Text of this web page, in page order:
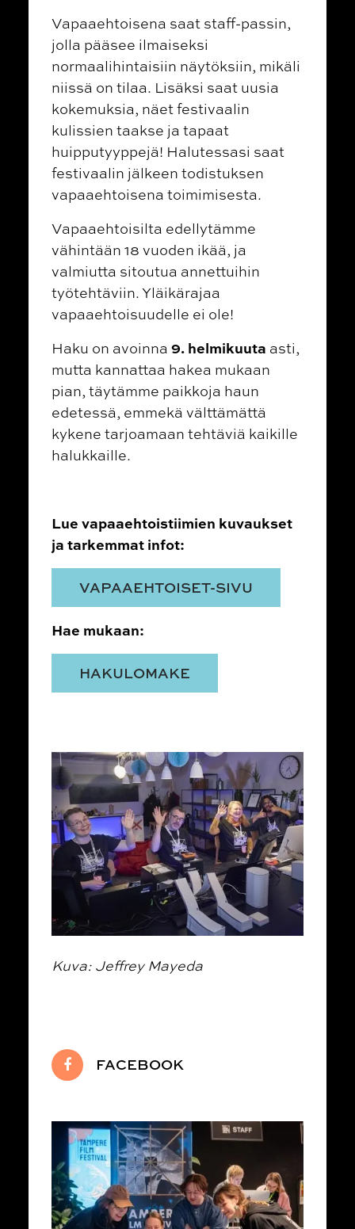
Vapaaehtoisena saat staff-passin,
jolla pääsee ilmaiseksi
normaalihintaisiin näytöksiin, mikäli
niissä on tilaa. Lisäksi saat uusia
kokemuksia, näet festivaalin
kulissien taakse ja tapaat
huipputyyppejä! Halutessasi saat
festivaalin jälkeen todistuksen
vapaaehtoisena toimimisesta.
Vapaaehtoisilta edellytämme
vähintään 18 vuoden ikää, ja
valmiutta sitoutua annettuihin
työtehtäviin. Yläikärajaa
vapaaehtoisuudelle ei ole!
Haku on avoinna 9. helmikuuta asti,
mutta kannattaa hakea mukaan
pian, täytämme paikkoja haun
edetessä, emmekä välttämättä
kykene tarjoamaan tehtäviä kaikille
halukkaille.
Lue vapaaehtoistiimien kuvaukset
ja tarkemmat infot:
VAPAAEHTOISET-SIVU
Hae mukaan:
HAKULOMAKE
Kuva: Jeffrey Mayeda
FACEBOOK